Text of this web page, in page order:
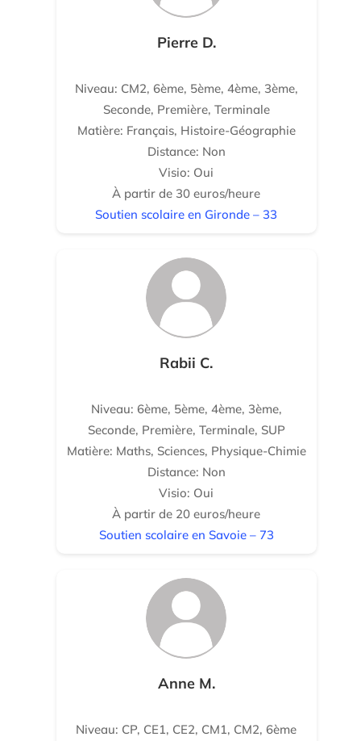
Pierre D.
Niveau: CM2, 6ème, 5ème, 4ème, 3ème,
Seconde, Première, Terminale
Matière: Français, Histoire-Géographie
Distance: Non
Visio: Oui
À partir de 30 euros/heure
Soutien scolaire en Gironde – 33
Rabii C.
Niveau: 6ème, 5ème, 4ème, 3ème,
Seconde, Première, Terminale, SUP
Matière: Maths, Sciences, Physique-Chimie
Distance: Non
Visio: Oui
À partir de 20 euros/heure
Soutien scolaire en Savoie – 73
Anne M.
Niveau: CP, CE1, CE2, CM1, CM2, 6ème